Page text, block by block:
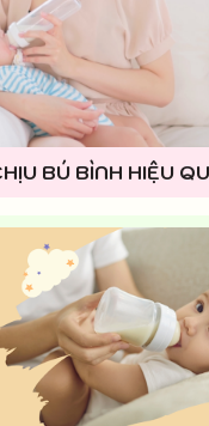
BÚ BÌNH HIỆU